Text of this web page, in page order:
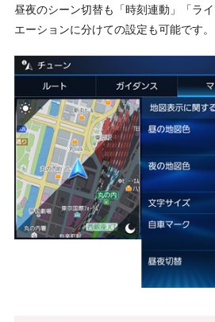
昼夜のシーン切替も「時刻連動」「ラ
エーションに分けての設定も可能です。